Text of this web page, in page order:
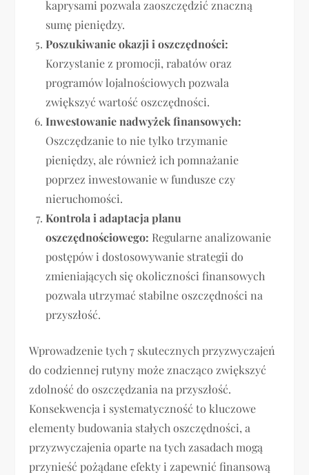
kaprysami pozwala zaoszczędzić znaczną
sumę pieniędzy.
Poszukiwanie okazji i oszczędności:
Korzystanie z promocji, rabatów oraz
programów lojalnościowych pozwala
zwiększyć wartość oszczędności.
Inwestowanie nadwyżek finansowych:
Oszczędzanie to nie tylko trzymanie
pieniędzy, ale również ich pomnażanie
poprzez inwestowanie w fundusze czy
nieruchomości.
Kontrola i adaptacja planu
oszczędnościowego: Regularne analizowanie
postępów i dostosowywanie strategii do
zmieniających się okoliczności finansowych
pozwala utrzymać stabilne oszczędności na
przyszłość.
Wprowadzenie tych 7 skutecznych przyzwyczajeń
do codziennej rutyny może znacząco zwiększyć
zdolność do oszczędzania na przyszłość.
Konsekwencja i systematyczność to kluczowe
elementy budowania stałych oszczędności, a
przyzwyczajenia oparte na tych zasadach mogą
przynieść pożądane efekty i zapewnić finansową